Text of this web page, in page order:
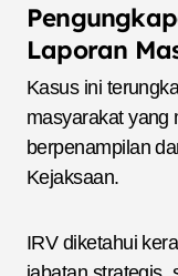
Laporan
Kasus ini
masyarakat yang
berpenampilan
Kejaksaan.
IRV diketahui